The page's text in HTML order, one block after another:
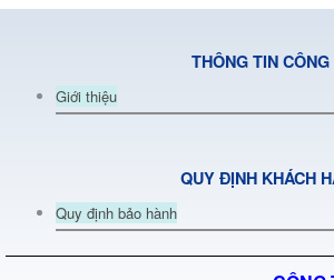
THÔNG TIN CÔNG
Giới thiệu
QUY ĐỊNH KHÁCH
Quy định bảo hành